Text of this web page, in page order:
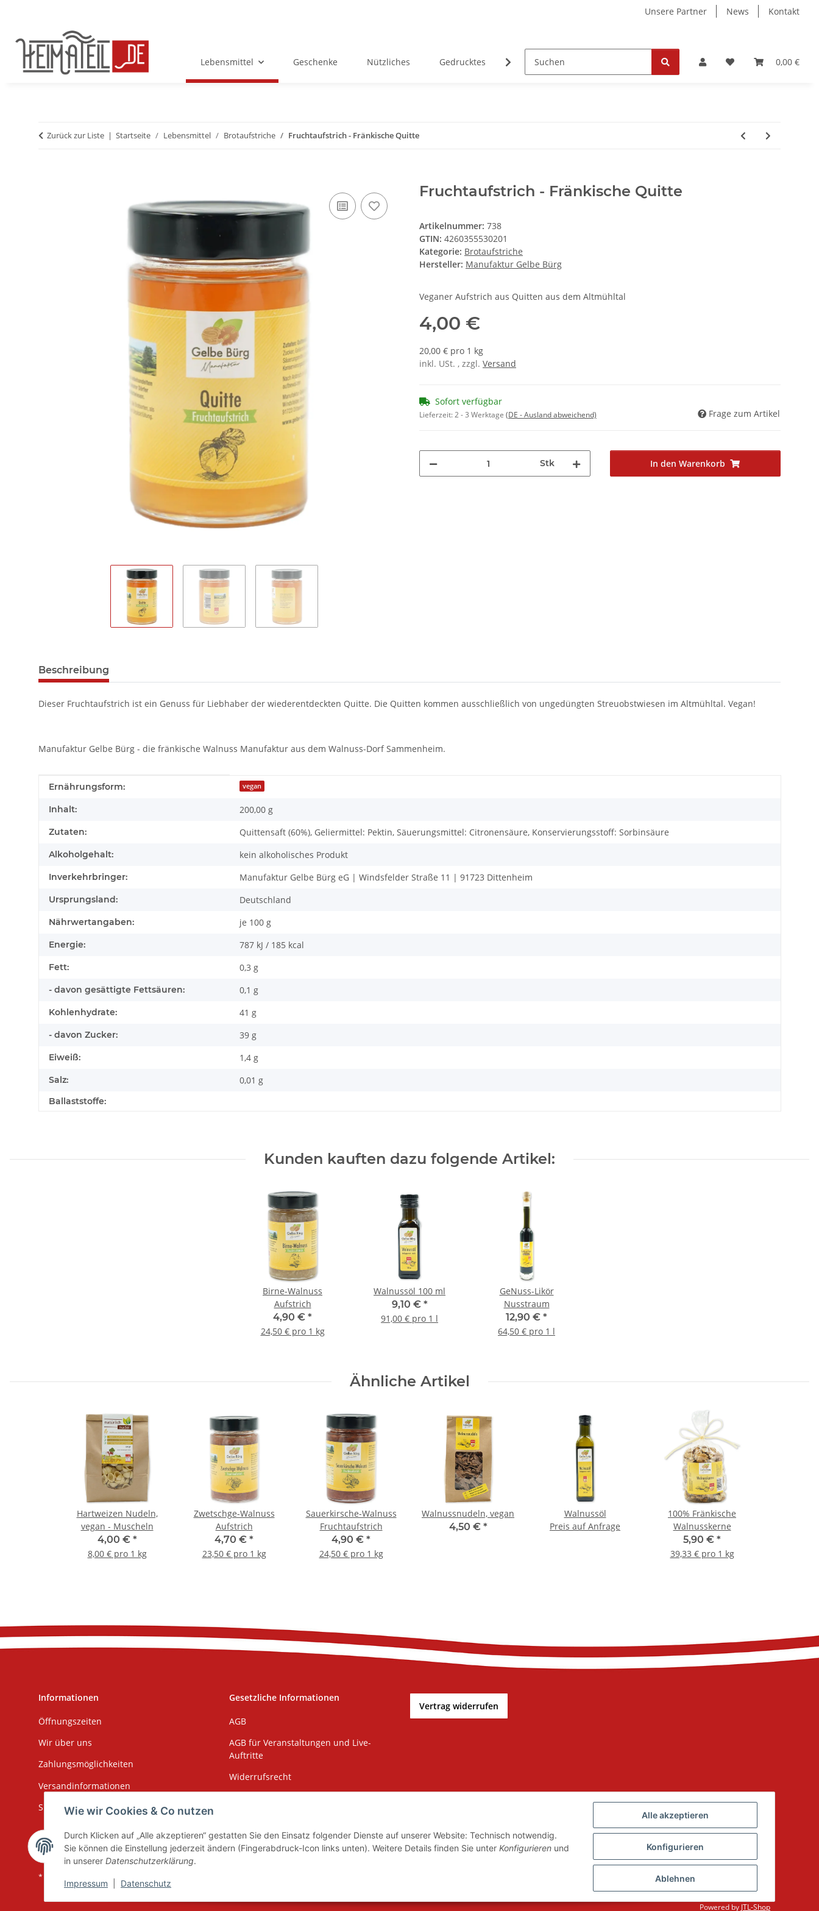
Alle akzeptieren
Konfigurieren
Ablehnen
Wie wir Cookies & Co nutzen
Durch Klicken auf „Alle akzeptieren“ gestatten Sie den Einsatz folgender Dienste auf unserer Website: Technisch notwendig.
Sie können die Einstellung jederzeit ändern (Fingerabdruck-Icon links unten). Weitere Details finden Sie unter Konfigurieren und
in unserer Datenschutzerklärung.
Impressum Datenschutz
Unsere Partner News Kontakt
0,00 €
Lebensmittel Geschenke Nützliches Gedrucktes Heimatkollektion
Zurück zur Liste Startseite Lebensmittel Brotaufstriche Fruchtaufstrich - Fränkische Quitte
Fruchtaufstrich - Fränkische Quitte
Artikelnummer: 738
GTIN: 4260355530201
Kategorie: Brotaufstriche
Hersteller: Manufaktur Gelbe Bürg
Veganer Aufstrich aus Quitten aus dem Altmühltal
4,00 €
20,00 € pro 1 kg
inkl. USt. , zzgl. Versand
Sofort verfügbar
Lieferzeit:2 - 3 Werktage (DE - Ausland abweichend) Frage zum Artikel
Stk In den Warenkorb
Beschreibung
Dieser Fruchtaufstrich ist ein Genuss für Liebhaber der wiederentdeckten Quitte. Die Quitten kommen ausschließlich von ungedüngten Streuobstwiesen im Altmühltal. Vegan!
Manufaktur Gelbe Bürg - die fränkische Walnuss Manufaktur aus dem Walnuss-Dorf Sammenheim.
Produkteigenschaft
Wert
Ernährungsform: vegan
Inhalt: 200,00 g
Zutaten: Quittensaft (60%), Geliermittel: Pektin, Säuerungsmittel: Citronensäure, Konservierungsstoff: Sorbinsäure
Alkoholgehalt: kein alkoholisches Produkt
Inverkehrbringer: Manufaktur Gelbe Bürg eG | Windsfelder Straße 11 | 91723 Dittenheim
Ursprungsland: Deutschland
Nährwertangaben: je 100 g
Energie: 787 kJ / 185 kcal
Fett: 0,3 g
- davon gesättigte Fettsäuren: 0,1 g
Kohlenhydrate: 41 g
- davon Zucker: 39 g
Eiweiß: 1,4 g
Salz: 0,01 g
Ballaststoffe:
Kunden kauften dazu folgende Artikel:
Birne-Walnuss
Aufstrich
4,90 € *
24,50 € pro 1 kg
Walnussöl 100 ml
9,10 € *
91,00 € pro 1 l
GeNuss-Likör
Nusstraum
12,90 € *
64,50 € pro 1 l
Ähnliche Artikel
Hartweizen Nudeln,
vegan - Muscheln
4,00 € *
8,00 € pro 1 kg
Zwetschge-Walnuss
Aufstrich
4,70 € *
23,50 € pro 1 kg
Sauerkirsche-Walnuss
Fruchtaufstrich
4,90 € *
24,50 € pro 1 kg
Walnussnudeln, vegan
4,50 € *
Walnussöl
Preis auf Anfrage
100% Fränkische
Walnusskerne
5,90 € *
39,33 € pro 1 kg
Informationen
Öffnungszeiten
Wir über uns
Zahlungsmöglichkeiten
Versandinformationen
Sitemap
Gesetzliche Informationen
AGB
AGB für Veranstaltungen und Live-
Auftritte
Widerrufsrecht
Erklärung zur Barrierefreiheit
Vertrag widerrufen
* Alle Preise inkl. gesetzlicher USt., zzgl.
Powered by JTL-Shop